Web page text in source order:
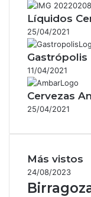
Líquidos
25/04/2021
Gastrópolis
11/04/2021
Cervezas
25/04/2021
Más vistos
24/08/2023